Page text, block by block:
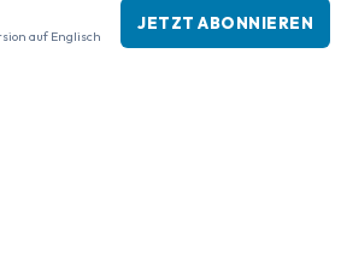
auf Englisch
JETZT ABONNIEREN